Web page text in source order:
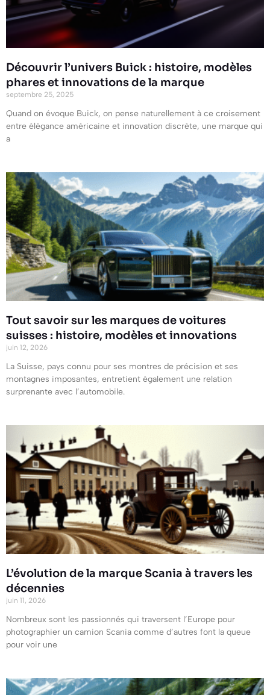
Découvrir l’univers Buick : histoire, modèles
phares et innovations de la marque
septembre 25, 2025
Quand on évoque Buick, on pense naturellement à ce croisement
entre élégance américaine et innovation discrète, une marque qui
a
Tout savoir sur les marques de voitures
suisses : histoire, modèles et innovations
juin 12, 2026
La Suisse, pays connu pour ses montres de précision et ses
montagnes imposantes, entretient également une relation
surprenante avec l’automobile.
L’évolution de la marque Scania à travers les
décennies
juin 11, 2026
Nombreux sont les passionnés qui traversent l’Europe pour
photographier un camion Scania comme d’autres font la queue
pour voir une